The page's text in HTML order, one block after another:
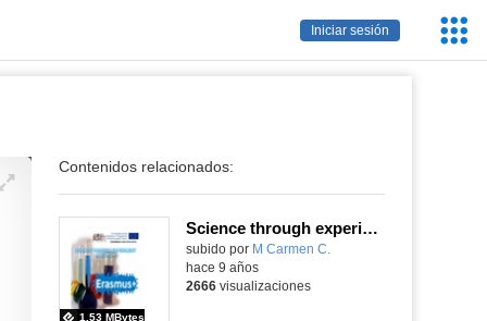
Iniciar sesión
Contenidos relacionados:
Science through experiment in Europe- CEIP BLAS DE OTERO
Contenido educativo.
subido por M Carmen C.
1.53 MBytes
hace 9 años
2666visualizaciones